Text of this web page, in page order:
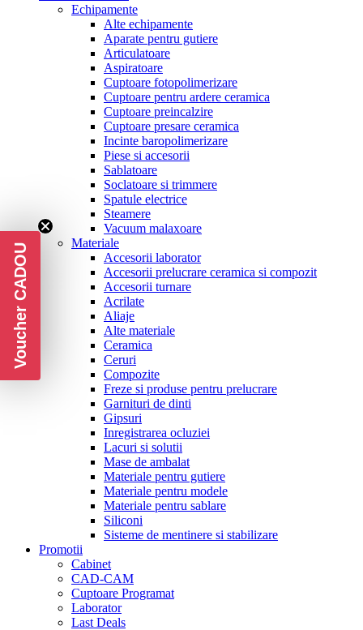
Echipamente
Alte echipamente
Aparate pentru gutiere
Articulatoare
Aspiratoare
Cuptoare fotopolimerizare
Cuptoare pentru ardere ceramica
Cuptoare preincalzire
Cuptoare presare ceramica
Incinte baropolimerizare
Piese si accesorii
Sablatoare
Soclatoare si trimmere
Spatule electrice
Steamere
Vacuum malaxoare
Materiale
Accesorii laborator
Accesorii prelucrare ceramica si compozit
Accesorii turnare
Acrilate
Aliaje
Alte materiale
Ceramica
Ceruri
Compozite
Freze si produse pentru prelucrare
Garnituri de dinti
Gipsuri
Inregistrarea ocluziei
Lacuri si solutii
Mase de ambalat
Materiale pentru gutiere
Materiale pentru modele
Materiale pentru sablare
Siliconi
Sisteme de mentinere si stabilizare
Promotii
Cabinet
CAD-CAM
Cuptoare Programat
Laborator
Last Deals
Voucher CADOU